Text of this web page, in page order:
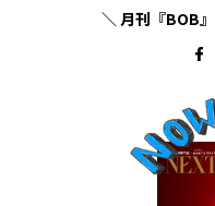
＼ 月刊『BOB